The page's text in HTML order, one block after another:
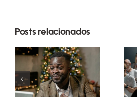
Posts relacionados
Como
ocultar
seguidores
no LinkedIn